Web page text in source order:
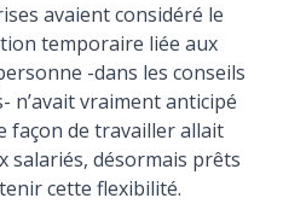
avaient considéré le
temporaire liée aux
-dans les conseils
n’avait vraiment anticipé
façon de travailler allait
salariés, désormais prêts
cette flexibilité.